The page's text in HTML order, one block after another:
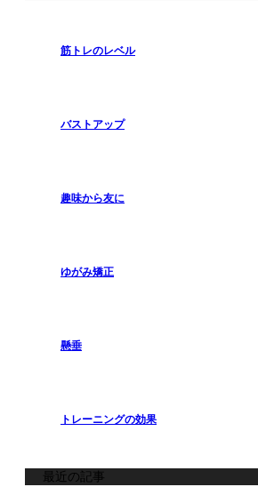
筋トレのレベル
バストアップ
趣味から友に
ゆがみ矯正
懸垂
トレーニングの効果
最近の記事